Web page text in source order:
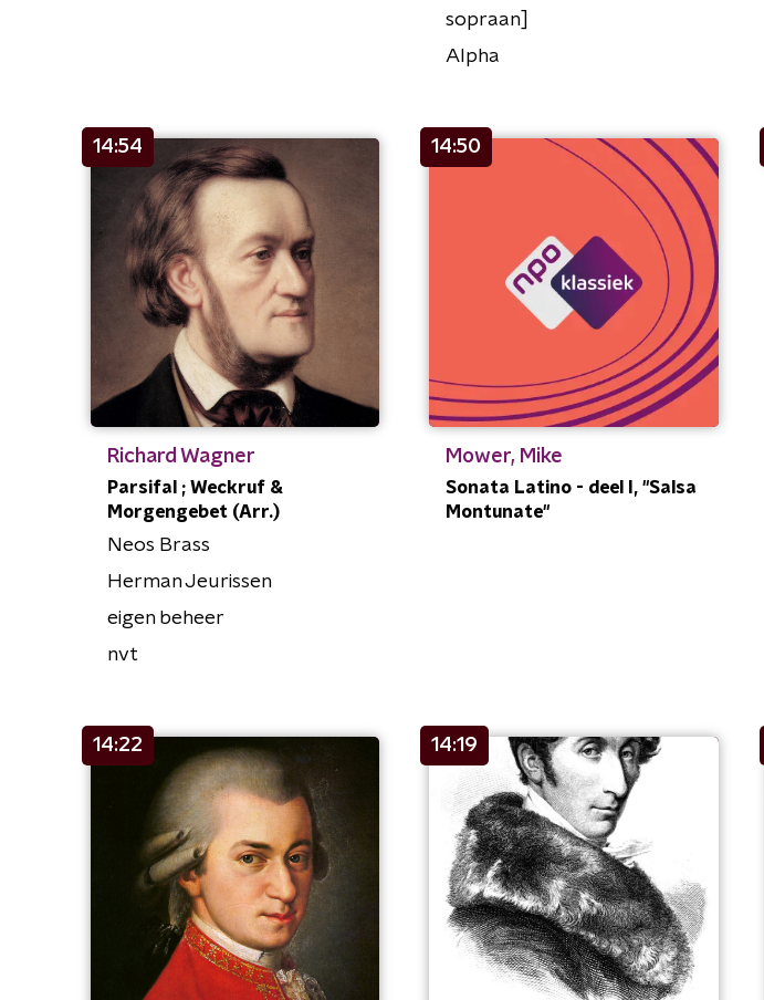
sopraan]
Alpha
14:54
Richard Wagner
Parsifal ; Weckruf &
Morgengebet (Arr.)
Neos Brass
Herman Jeurissen
eigen beheer
nvt
14:50
Mower, Mike
Sonata Latino - deel I, "Salsa
Montunate"
14:22 14:19